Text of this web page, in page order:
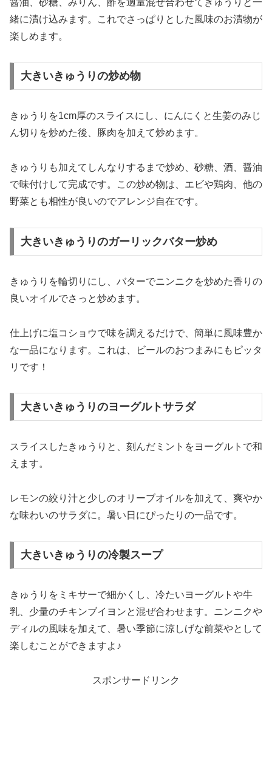
緒に漬け込みます。これでさっぱりとした風味のお漬物が
楽しめます。​
大きいきゅうりの炒め物
きゅうりを1cm厚のスライスにし、にんにくと生姜のみじ
ん切りを炒めた後、豚肉を加えて炒めます。
きゅうりも加えてしんなりするまで炒め、砂糖、酒、醤油
で味付けして完成です。この炒め物は、エビや鶏肉、他の
野菜とも相性が良いのでアレンジ自在です。
大きいきゅうりのガーリックバター炒め
きゅうりを輪切りにし、バターでニンニクを炒めた香りの
良いオイルでさっと炒めます。
仕上げに塩コショウで味を調えるだけで、簡単に風味豊か
な一品になります。これは、ビールのおつまみにもピッタ
リです！
大きいきゅうりのヨーグルトサラダ
スライスしたきゅうりと、刻んだミントをヨーグルトで和
えます。
レモンの絞り汁と少しのオリーブオイルを加えて、爽やか
な味わいのサラダに。暑い日にぴったりの一品です。
大きいきゅうりの冷製スープ
きゅうりをミキサーで細かくし、冷たいヨーグルトや牛
乳、少量のチキンブイヨンと混ぜ合わせます。ニンニクや
ディルの風味を加えて、暑い季節に涼しげな前菜やとして
楽しむことができますよ♪
スポンサードリンク